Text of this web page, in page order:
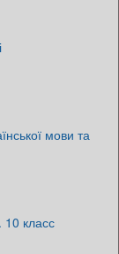
мови та
10 класс